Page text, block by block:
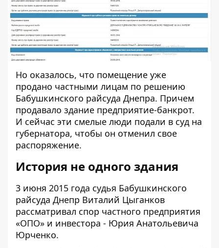
Но оказалось, что помещение уже
продано частными лицам по решению
Бабушкинского райсуда Днепра. Причем
продавало здание предприятие-банкрот.
И сейчас эти смелые люди подали в суд на
губернатора, чтобы он отменил свое
распоряжение.
История не одного здания
3 июня 2015 года судья Бабушкинского
райсуда Днепр Виталий Цыганков
рассматривал спор частного предприятия
«ОПО» и инвестора - Юрия Анатольевича
Юрченко.